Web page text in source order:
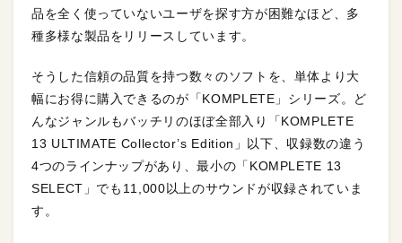
品を全く使っていないユーザを探す方が困難なほど、多
種多様な製品をリリースしています。
そうした信頼の品質を持つ数々のソフトを、単体より大
幅にお得に購入できるのが「KOMPLETE」シリーズ。ど
んなジャンルもバッチリのほぼ全部入り「KOMPLETE
13 ULTIMATE Collector’s Edition」以下、収録数の違う
4つのラインナップがあり、最小の「KOMPLETE 13
SELECT」でも11,000以上のサウンドが収録されていま
す。